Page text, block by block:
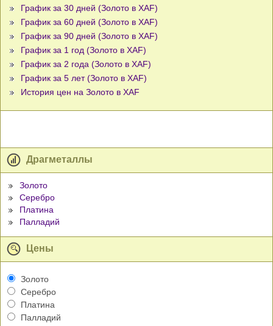
График за 30 дней (Золото в XAF)
График за 60 дней (Золото в XAF)
График за 90 дней (Золото в XAF)
График за 1 год (Золото в XAF)
График за 2 года (Золото в XAF)
График за 5 лет (Золото в XAF)
История цен на Золото в XAF
Драгметаллы
Золото
Серебро
Платина
Палладий
Цены
Золото
Серебро
Платина
Палладий